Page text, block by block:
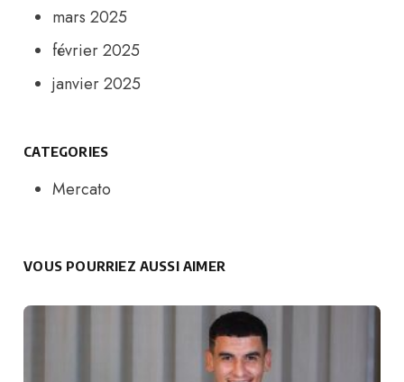
mars 2025
février 2025
janvier 2025
CATEGORIES
Mercato
VOUS POURRIEZ AUSSI AIMER